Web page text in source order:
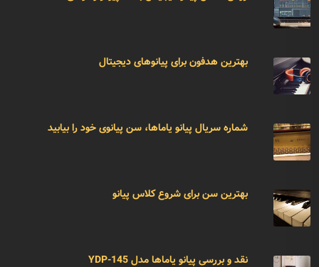
بهترین هدفون برای پیانوهای دیجیتال
شماره سریال پیانو یاماها، سن پیانوی خود را بیابید
بهترین سن برای شروع کلاس پیانو
نقد و بررسی پیانو یاماها مدل YDP-145